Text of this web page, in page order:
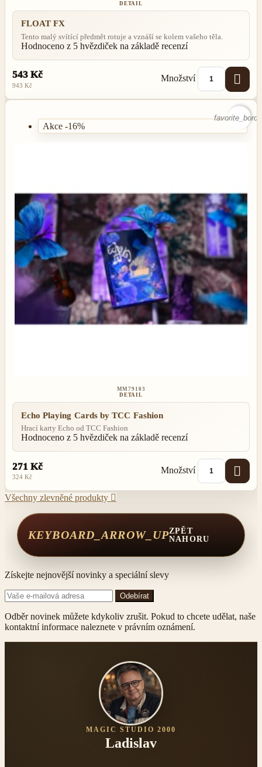
DETAIL
FLOAT FX
Tento malý svítící předmět rotuje a vznáší se kolem vašeho těla.
Hodnoceno z 5 hvězdiček na základě recenzí
543 Kč
943 Kč
Množství 
Akce -16%
MM79103
DETAIL
Echo Playing Cards by TCC Fashion
Hrací karty Echo od TCC Fashion
Hodnoceno z 5 hvězdiček na základě recenzí
271 Kč
324 Kč
Množství 
Všechny zlevněné produkty 
KEYBOARD_ARROW_UPZPĚT
NAHORU
Získejte nejnovější novinky a speciální slevy
Odběr novinek můžete kdykoliv zrušit. Pokud to chcete udělat, naše
kontaktní informace naleznete v právním oznámení.
MAGIC STUDIO 2000
Ladislav